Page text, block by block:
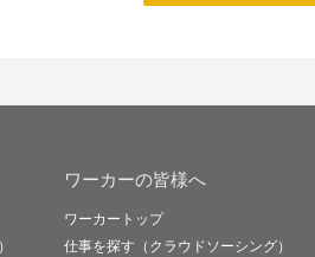
ワーカーの皆様へ
ワーカートップ
仕事を探す（クラウドソーシング）